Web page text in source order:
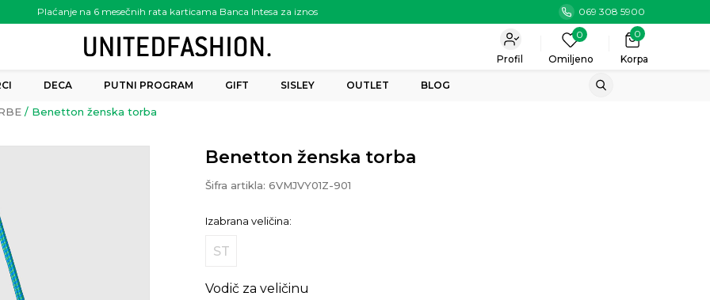
Plaćanje na 6 mesečnih rata karticama Banca Intesa za iznos
preko 6.000.00 rsd
069 308 5900
Korpa
0
0
Omiljeno
Profil
DECA PUTNI PROGRAM GIFT SISLEY OUTLET BLOG
Benetton ženska torba
Benetton ženska torba
Šifra artikla: 6VMJVY01Z-901
Izabrana veličina:
ST
Vodič za veličinu